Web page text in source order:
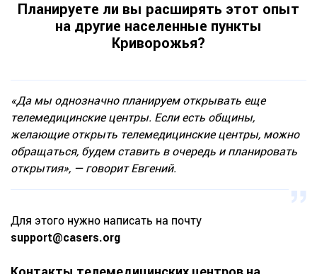
Планируете ли вы расширять этот опыт
на другие населенные пункты
Криворожья?
«Да мы однозначно планируем открывать еще
телемедицинские центры. Если есть общины,
желающие открыть телемедицинские центры, можно
обращаться, будем ставить в очередь и планировать
открытия», — говорит Евгений.
Для этого нужно написать на почту
support@casers.org